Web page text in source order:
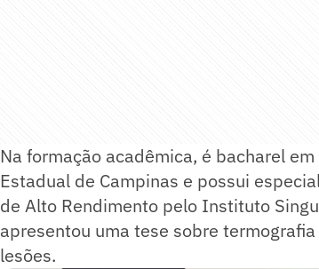
Na formação acadêmica, é bacharel
Estadual de Campinas e possui
de Alto Rendimento pelo Instituto
apresentou uma tese sobre
lesões.